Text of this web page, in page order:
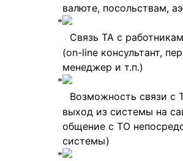
валюте, посольствам,
Связь ТА с
(on-line консультант,
менеджер и т.п.)
Возможность связи с
выход из системы на
общение с ТО
системы)